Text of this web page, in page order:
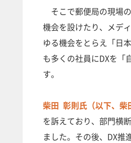
そこで郵便局の現場
機会を設けたり、メデ
ゆる機会をとらえ「日
も多くの社員にDXを「
す。
柴田 彰則氏（以下、柴
を訴えており、部門横
ました。その後、DX推